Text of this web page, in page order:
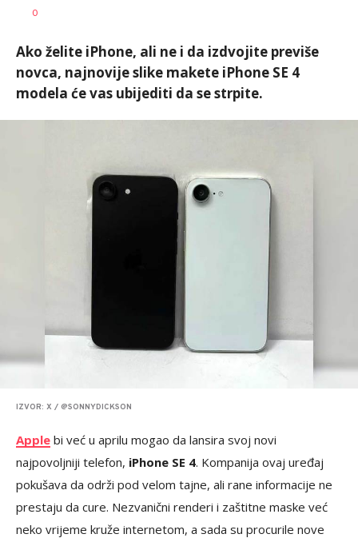
AUTOR
0
Ako želite iPhone, ali ne i da izdvojite previše
novca, najnovije slike makete iPhone SE 4
modela će vas ubijediti da se strpite.
IZVOR: X / @SONNYDICKSON
Apple bi već u aprilu mogao da lansira svoj novi
najpovoljniji telefon, iPhone SE 4. Kompanija ovaj uređaj
pokušava da održi pod velom tajne, ali rane informacije ne
prestaju da cure. Nezvanični renderi i zaštitne maske već
neko vrijeme kruže internetom, a sada su procurile nove